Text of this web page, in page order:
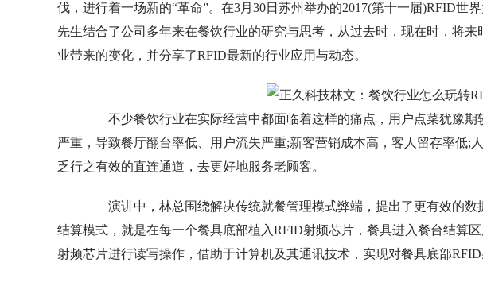
伐，进行着一场新的“革命”。在3月30日苏州举办的2017(第十一届)RFID世
先生结合了公司多年来在餐饮行业的研究与思考，从过去时，现在时，将
业带来的变化，并分享了RFID最新的行业应用与动态。
不少餐饮行业在实际经营中都面临着这样的痛点，用户点菜犹豫期
严重，导致餐厅翻台率低、用户流失严重;新客营销成本高，客人留存率低;
乏行之有效的直连通道，去更好地服务老顾客。
演讲中，林总围绕解决传统就餐管理模式弊端，提出了更有效的
结算模式，就是在每一个餐具底部植入RFID射频芯片，餐具进入餐台结算
射频芯片进行读写操作，借助于计算机及其通讯技术，实现对餐具底部